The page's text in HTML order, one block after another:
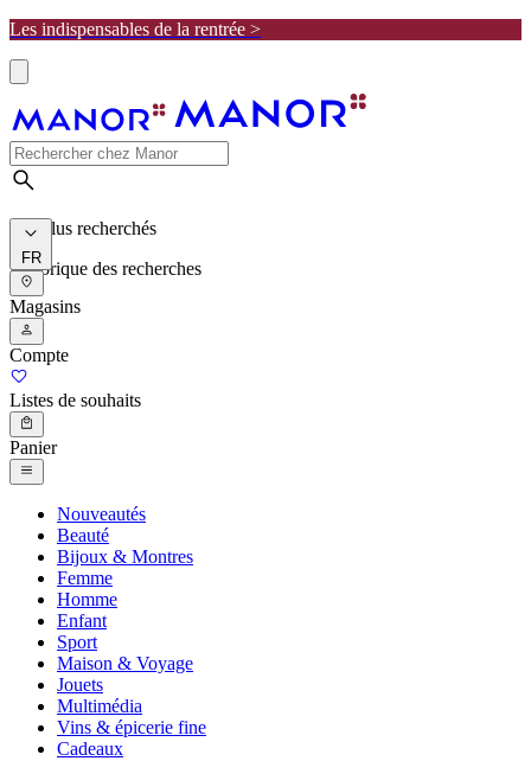
Les indispensables de la rentrée >
Les plus recherchés
Historique des recherches
FR
Magasins
Compte
Listes de souhaits
Panier
Nouveautés
Beauté
Bijoux & Montres
Femme
Homme
Enfant
Sport
Maison & Voyage
Jouets
Multimédia
Vins & épicerie fine
Cadeaux